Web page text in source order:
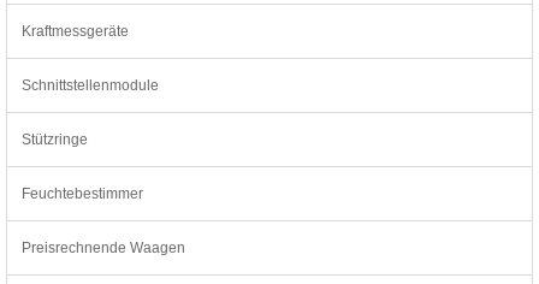
Kraftmessgeräte
Schnittstellenmodule
Stützringe
Feuchtebestimmer
Preisrechnende Waagen